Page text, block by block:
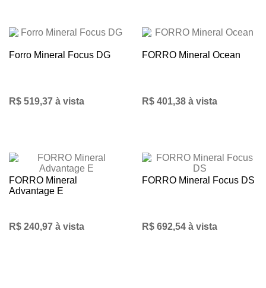
Forro Mineral Focus DG
R$ 519,37 à vista
FORRO Mineral Ocean
R$ 401,38 à vista
FORRO Mineral
Advantage E
R$ 240,97 à vista
FORRO Mineral Focus DS
R$ 692,54 à vista